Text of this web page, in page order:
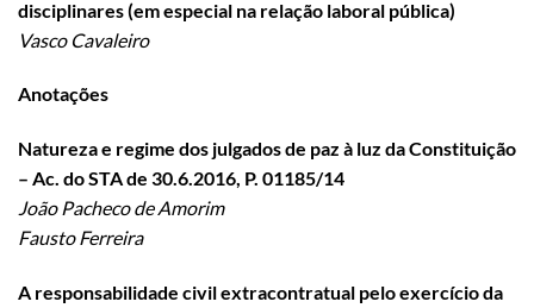
disciplinares (em especial na relação laboral pública)
Vasco Cavaleiro
Anotações
Natureza e regime dos julgados de paz à luz da Constituição
– Ac. do STA de 30.6.2016, P. 01185/14
João Pacheco de Amorim
Fausto Ferreira
A responsabilidade civil extracontratual pelo exercício da